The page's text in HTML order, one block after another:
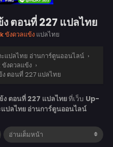
ตอนที่ 227 แปลไทย
ขังดวลแข้ง แปลไทย
แปลไทย อ่านการ์ตูนออนไลน์ ›
งดวลแข้ง ›
ตอนที่ 227 แปลไทย
ตอนที่ 227 แปลไทยที่เว็บ Up-
ปลไทย อ่านการ์ตูนออนไลน์